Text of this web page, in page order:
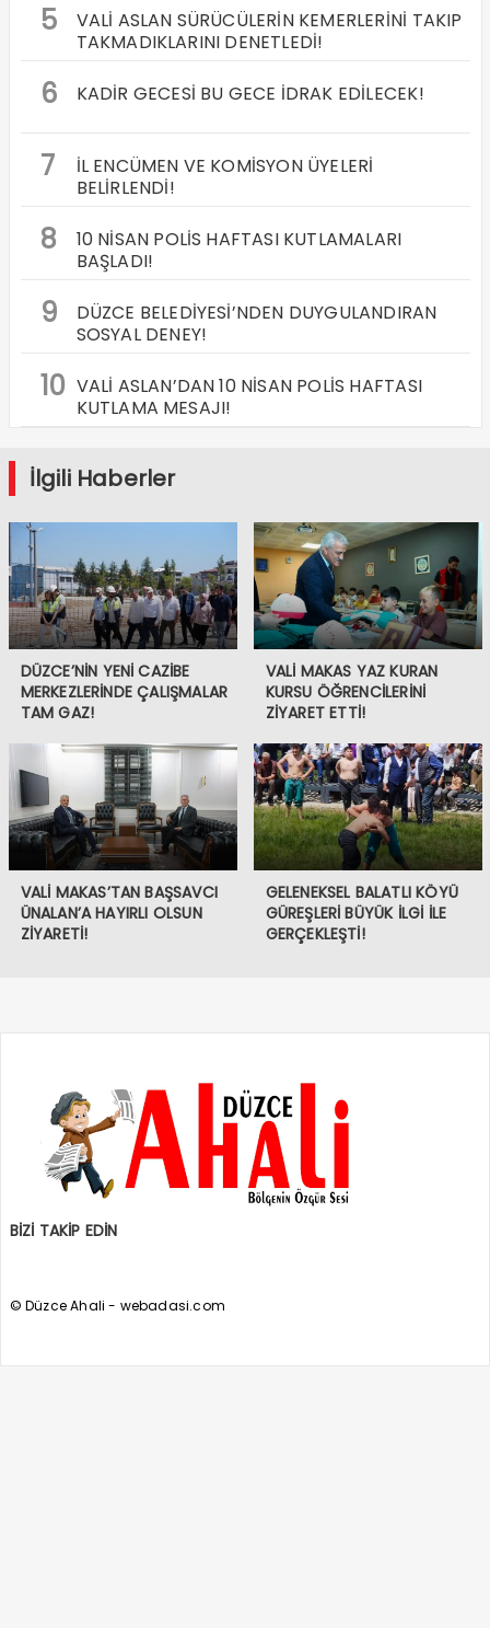
5
VALİ ASLAN SÜRÜCÜLERİN KEMERLERİNİ TAKIP
TAKMADIKLARINI DENETLEDİ!
6 KADİR GECESİ BU GECE İDRAK EDİLECEK!
7
İL ENCÜMEN VE KOMİSYON ÜYELERİ
BELİRLENDİ!
8
10 NİSAN POLİS HAFTASI KUTLAMALARI
BAŞLADI!
9
DÜZCE BELEDİYESİ’NDEN DUYGULANDIRAN
SOSYAL DENEY!
10 VALİ ASLAN’DAN 10 NİSAN POLİS HAFTASI
KUTLAMA MESAJI!
İlgili Haberler
DÜZCE’NİN YENİ CAZİBE
MERKEZLERİNDE ÇALIŞMALAR
TAM GAZ!
VALİ MAKAS YAZ KURAN
KURSU ÖĞRENCİLERİNİ
ZİYARET ETTİ!
VALİ MAKAS’TAN BAŞSAVCI
ÜNALAN’A HAYIRLI OLSUN
ZİYARETİ!
GELENEKSEL BALATLI KÖYÜ
GÜREŞLERİ BÜYÜK İLGİ İLE
GERÇEKLEŞTİ!
BİZİ TAKİP EDİN
© Düzce Ahali - webadasi.com